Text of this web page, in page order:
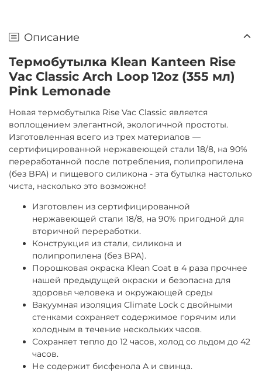
Описание
Термобутылка Klean Kanteen Rise
Vac Classic Arch Loop 12oz (355 мл)
Pink Lemonade
Новая термобутылка Rise Vac Classic является
воплощением элегантной, экологичной простоты.
Изготовленная всего из трех материалов —
сертифицированной нержавеющей стали 18/8, на 90%
переработанной после потребления, полипропилена
(без BPA) и пищевого силикона - эта бутылка настолько
чиста, насколько это возможно!
Изготовлен из сертифицированной
нержавеющей стали 18/8, на 90% пригодной для
вторичной переработки.
Конструкция из стали, силикона и
полипропилена (без BPA).
Порошковая окраска Klean Coat в 4 раза прочнее
нашей предыдущей окраски и безопасна для
здоровья человека и окружающей среды
Вакуумная изоляция Climate Lock с двойными
стенками сохраняет содержимое горячим или
холодным в течение нескольких часов.
Сохраняет тепло до 12 часов, холод со льдом до 42
часов.
Не содержит бисфенола А и свинца.